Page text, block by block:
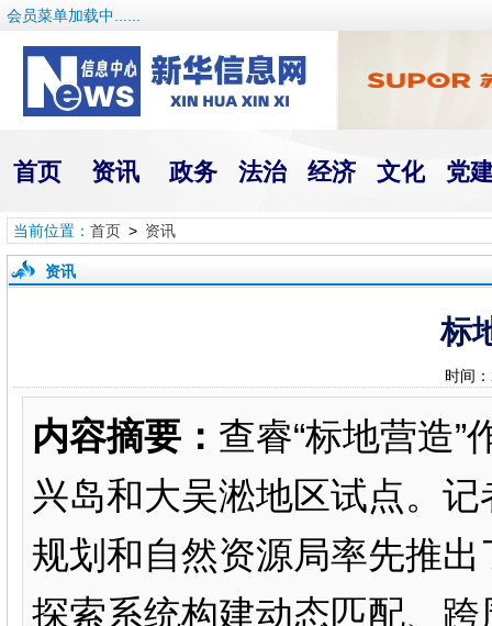
会员菜单加载中......
首页 资讯 政务 法治 经济 文化 党
当前位置： 首页> 资讯
资讯
标
时间
内容摘要： 查睿“标地营造
兴岛和大吴淞地区试点。
规划和自然资源局率先推
探索系统构建动态匹配、